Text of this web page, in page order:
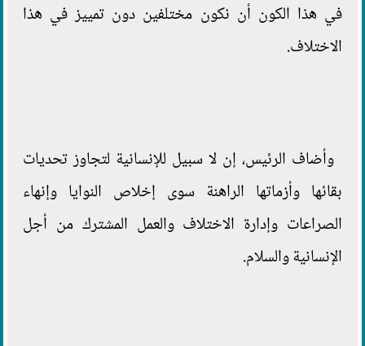
في هذا الكون أن نكون مختلفين دون تمييز في هذا
الاختلاف.
وأضاف الرئيس، إن لا سبيل للإنسانية لتجاوز تحديات
بقائها وأزماتها الراهنة سوى إخلاص النوايا وإنهاء
الصراعات وإدارة الاختلاف والعمل المشترك من أجل
الإنسانية والسلام.